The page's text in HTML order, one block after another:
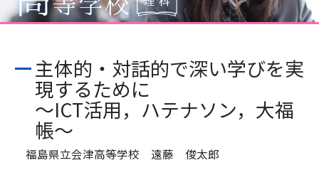
主体的・対話的で深い学びを実
現するために
～ICT活用，ハテナソン，大福
帳～
福島県立会津高等学校 遠藤 俊太郎